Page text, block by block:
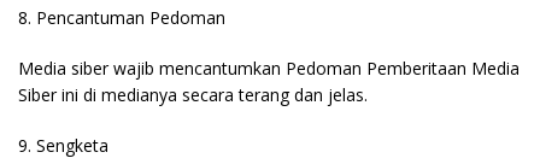
8. Pencantuman Pedoman
Media siber wajib mencantumkan Pedoman Pemberitaan Media
Siber ini di medianya secara terang dan jelas.
9. Sengketa